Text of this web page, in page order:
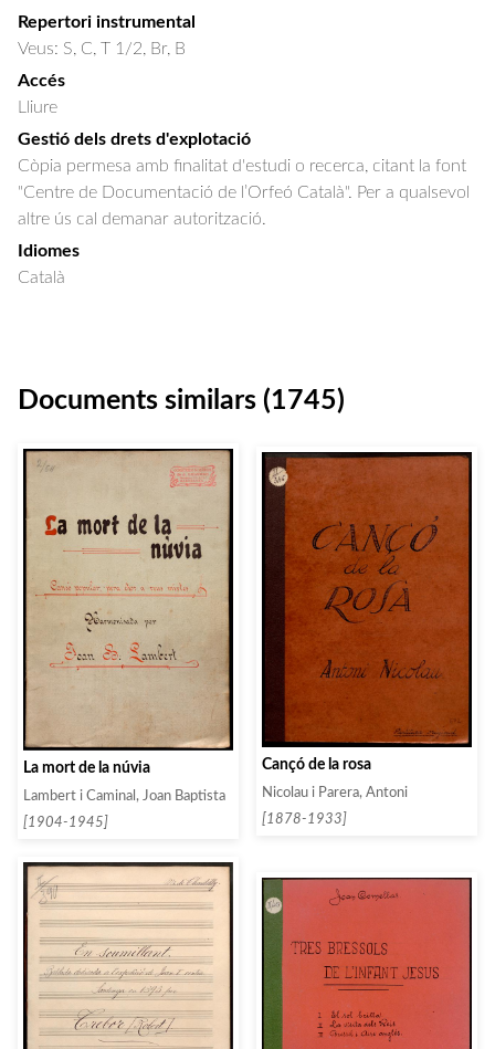
Repertori instrumental
Veus: S, C, T 1/2, Br, B
Accés
Lliure
Gestió dels drets d'explotació
Còpia permesa amb finalitat d'estudi o recerca, citant la font
"Centre de Documentació de l’Orfeó Català". Per a qualsevol
altre ús cal demanar autorització.
Idiomes
Català
Documents similars (1745)
La mort de la núvia
Lambert i Caminal, Joan Baptista
[1904-1945]
Cançó de la rosa
Nicolau i Parera, Antoni
[1878-1933]